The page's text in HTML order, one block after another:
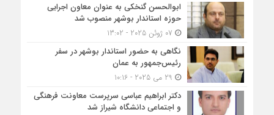
ابوالحسن گنخکی به عنوان معاون اجرایی
حوزه استاندار بوشهر منصوب شد
نگاهی به حضور استاندار بوشهر در سفر
رئیس‌جمهور به عمان
دکتر ابراهیم عباسی سرپرست معاونت فرهنگی
و اجتماعی دانشگاه شیراز شد